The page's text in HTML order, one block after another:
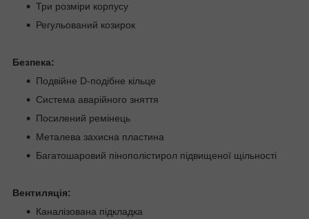
Три розміри корпусу
Регульований козирок
Безпека:
Подвійне D-подібне кільце
Система аварійного зняття
Посилений ремінець
Металева захисна пластина
Багатошаровий пінополістирол підвищеної щільності
Вентиляція:
Каналізована підкладка